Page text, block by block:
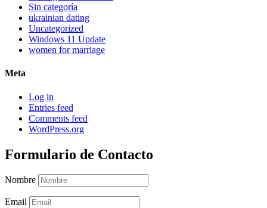
Sin categoría
ukrainian dating
Uncategorized
Windows 11 Update
women for marriage
Meta
Log in
Entries feed
Comments feed
WordPress.org
Formulario de Contacto
Nombre
Email